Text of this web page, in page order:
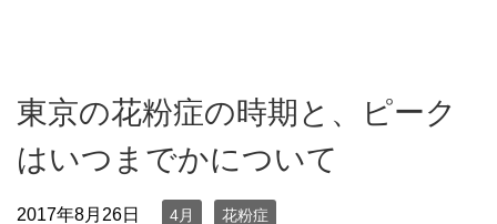
東京の花粉症の時期と、ピーク
はいつまでかについて
2017年8月26日 4月 花粉症